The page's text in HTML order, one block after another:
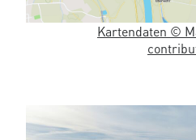
Kartendaten ©